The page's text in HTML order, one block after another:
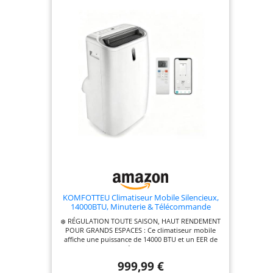
KOMFOTTEU Climatiseur Mobile Silencieux,
14000BTU, Minuterie & Télécommande
❄️ RÉGULATION TOUTE SAISON, HAUT RENDEMENT
POUR GRANDS ESPACES : Ce climatiseur mobile
affiche une puissance de 14000 BTU et un EER de
2,6. Il ajuste la température entre 16 °C en mode
de 35 à 40 m². Sa diffusion d’air homogène
999,99 €